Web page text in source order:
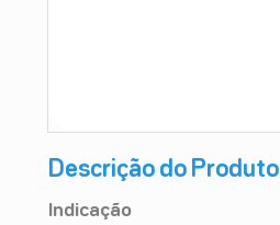
Descrição do Produto
Indicação